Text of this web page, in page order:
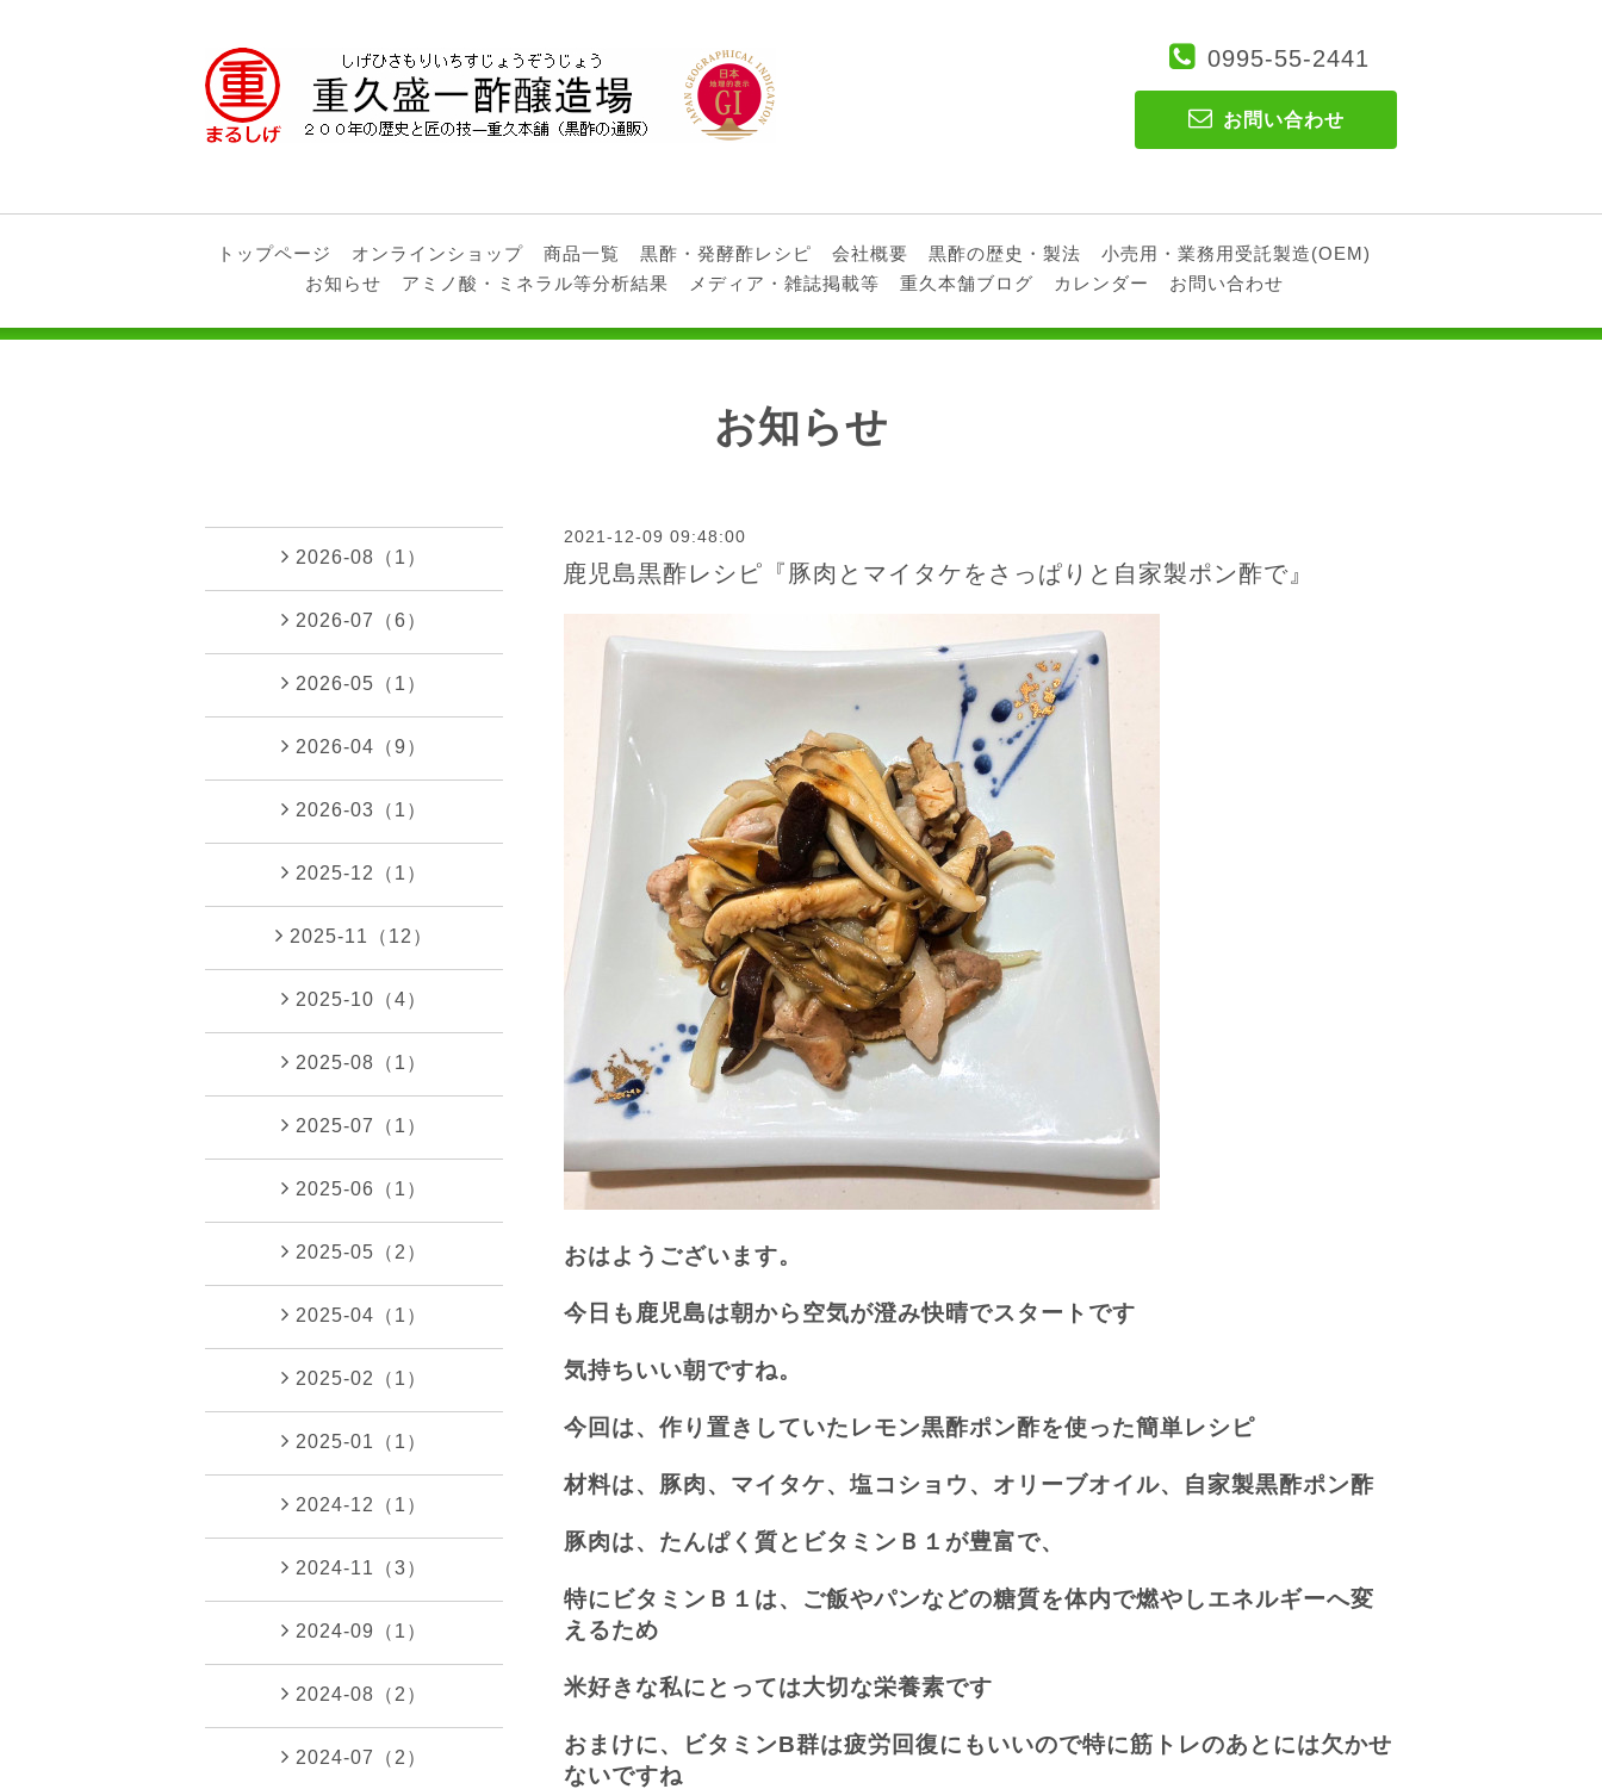
0995-55-2441
お問い合わせ
トップページ オンラインショップ 商品一覧 黒酢・発酵酢レシピ 会社概要 黒酢の歴史・製法
小売用・業務用受託製造(OEM)
お知らせ
アミノ酸・ミネラル等分析結果 メディア・雑誌掲載等 重久本舗ブログ カレンダー お問い合わせ
お知らせ
2021-12-09 09:48:00
鹿児島黒酢レシピ『豚肉とマイタケをさっぱりと自家製ポン酢で』
おはようございます。
今日も鹿児島は朝から空気が澄み快晴でスタートです
気持ちいい朝ですね。
今回は、作り置きしていたレモン黒酢ポン酢を使った簡単レシピ
材料は、豚肉、マイタケ、塩コショウ、オリーブオイル、自家製黒酢ポン酢
豚肉は、たんぱく質とビタミンＢ１が豊富で、
特にビタミンＢ１は、ご飯やパンなどの糖質を体内で燃やしエネルギーへ変
えるため
米好きな私にとっては大切な栄養素です
おまけに、ビタミンB群は疲労回復にもいいので特に筋トレのあとには欠かせ
ないですね
2026-08（1）
2026-07（6）
2026-05（1）
2026-04（9）
2026-03（1）
2025-12（1）
2025-11（12）
2025-10（4）
2025-08（1）
2025-07（1）
2025-06（1）
2025-05（2）
2025-04（1）
2025-02（1）
2025-01（1）
2024-12（1）
2024-11（3）
2024-09（1）
2024-08（2）
2024-07（2）